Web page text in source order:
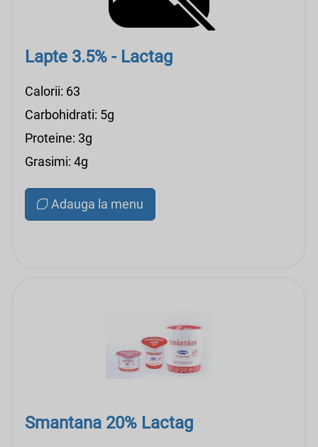
Lapte 3.5% - Lactag
Calorii: 63
Carbohidrati: 5g
Proteine: 3g
Grasimi: 4g
Adauga la menu
Smantana 20% Lactag